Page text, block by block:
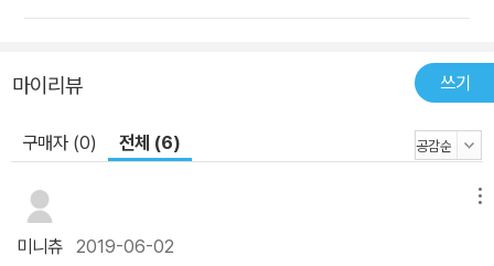
마이리뷰 쓰기
구매자 (0) 전체 (6)
미니츄 2019-06-02